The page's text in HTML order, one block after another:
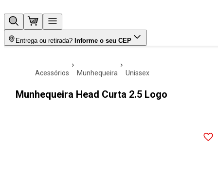
Entrega ou retirada? Informe o seu CEP
acessórios munhequeira unissex
Munhequeira Head Curta 2.5 Logo